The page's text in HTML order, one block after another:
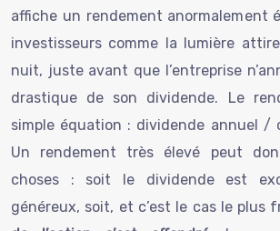
affiche un rendement anormalement
investisseurs comme la lumière
nuit, juste avant que l’entreprise
drastique de son dividende. Le
simple équation : dividende annuel /
Un rendement très élevé peut
choses : soit le dividende est
généreux, soit, et c’est le cas le plus